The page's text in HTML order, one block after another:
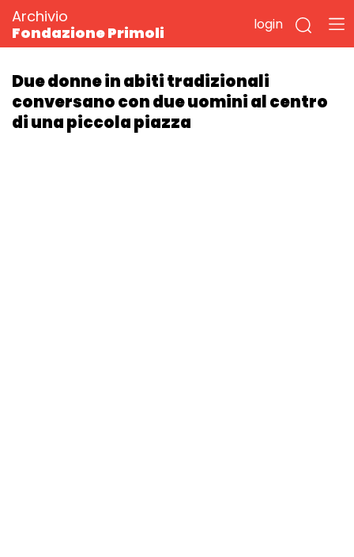
Archivio
Fondazione Primoli
login
Due donne in abiti tradizionali
conversano con due uomini al centro
di una piccola piazza